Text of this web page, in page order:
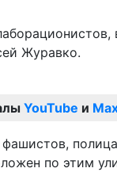
Журавко.
YouTube и
по этим